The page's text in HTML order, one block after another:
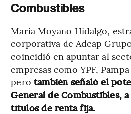
Combustibles
María Moyano Hidalgo,
corporativa de Adcap
coincidió en apuntar al
empresas como YPF,
pero también señaló el
General de Combustibles,
títulos de renta fija.